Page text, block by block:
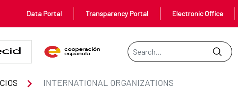
Data Portal Transparency Portal Electronic Office
Search Bar
INTERNATIONAL ORGANIZATIONS